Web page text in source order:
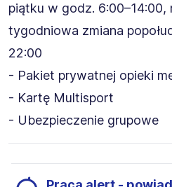
piątku w godz. 6:00–14:00,
tygodniowa zmiana
22:00
- Pakiet prywatnej opieki
- Kartę Multisport
- Ubezpieczenie grupowe